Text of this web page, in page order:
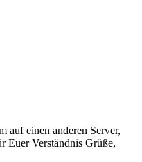
auf einen anderen Server,
Euer Verständnis Grüße,